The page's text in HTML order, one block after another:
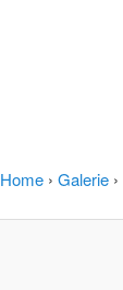
Home › Galerie ›